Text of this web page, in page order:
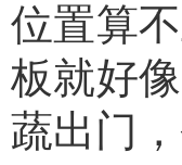
位置算
板就好
蔬出门